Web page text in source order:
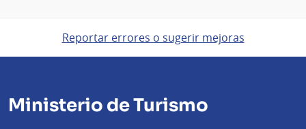
Reportar errores o sugerir mejoras
Ministerio de Turismo